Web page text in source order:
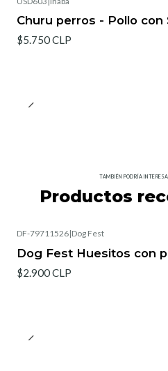
Churu perros - Pollo con
$5.750 CLP
TAMBIÉN PODRÍA
Productos
DF-79711526|Dog Fest
Dog Fest Huesitos con
$2.900 CLP